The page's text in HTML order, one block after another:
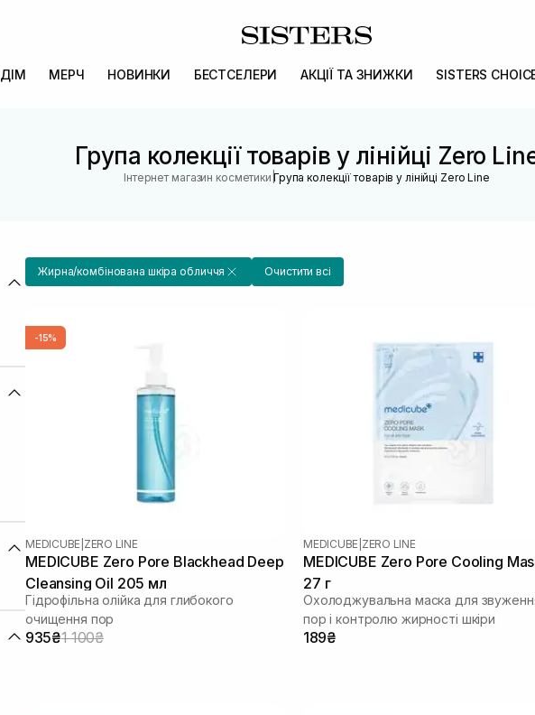
ДІМ МЕРЧ НОВИНКИ БЕСТСЕЛЕРИ АКЦІЇ ТА ЗНИЖКИ SISTERS
Група колекції товарів у лінійці Zero
Інтернет магазин косметики |Група колекції товарів у лінійці Zero Line
Жирна/комбінована шкіра обличчя Очистити всі
-15%
MEDICUBE ZERO LINE
MEDICUBE Zero Pore Blackhead Deep
Cleansing Oil 205 мл
Гідрофільна олійка для глибокого
очищення пор
935₴1 100₴
MEDICUBE ZERO LINE
MEDICUBE Zero Pore Cooling
27 г
Охолоджувальна маска для
пор і контролю жирності шкіри
189₴